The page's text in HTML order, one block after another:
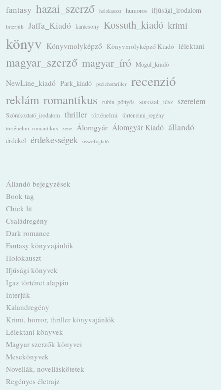
fantasy hazai_szerző holokauszt humoros ifjúsági_irodalom
interjúk Jaffa_Kiadó karácsony Kossuth_kiadó krimi
könyv Könyvmolyképző Könyvmolyképző Kiadó lélektani
magyar_szerző magyar_író Mogul_kiadó
NewLine_kiadó Park_kiadó pszichothriller recenzió
reklám romantikus rubin_pöttyös sorozat_rész szerelem
Szórakoztató_irodalom thriller történelmi
történelmi_regény
történelmi_romantikus
zene Álomgyár Álomgyár Kiadó állandó
érdekel érdekességek összefoglaló
Állandó bejegyzések
Book tag
Chick lit
Családregény
Dark romance
Fantasy könyvajánlók
Holokauszt
Ifjúsági könyvek
Igaz történet alapján
Interjúk
Kalandregény
Krimi, horror, thriller könyvajánlók
Lélektani könyvek
Magyar szerzők könyvei
Mesekönyvek
Novellák, novelláskötetek
Regényes életrajz